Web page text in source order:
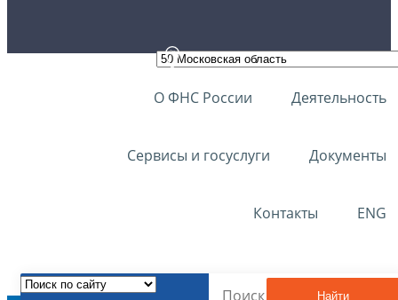
О ФНС России Деятельность
Сервисы и госуслуги Документы
Контакты ENG
Найти